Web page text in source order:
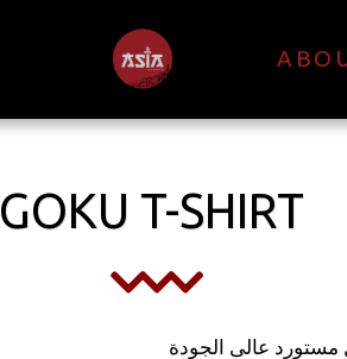
GOKU T-SHIRT
تقفيل مستورد عالى الجودة